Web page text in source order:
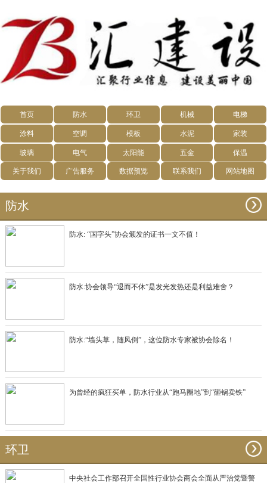
首页 防水 环卫 机械 电梯
涂料 空调 模板 水泥 家装
玻璃 电气 太阳能 五金 保温
关于我们 广告服务 数据预览 联系我们 网站地图
防水
防水: “国字头”协会颁发的证书一文不值！
防水:协会领导“退而不休”是发光发热还是利益难舍？
防水:“墙头草，随风倒”，这位防水专家被协会除名！
为曾经的疯狂买单，防水行业从“跑马圈地”到“砸锅卖铁”
环卫
中央社会工作部召开全国性行业协会商会全面从严治党暨警